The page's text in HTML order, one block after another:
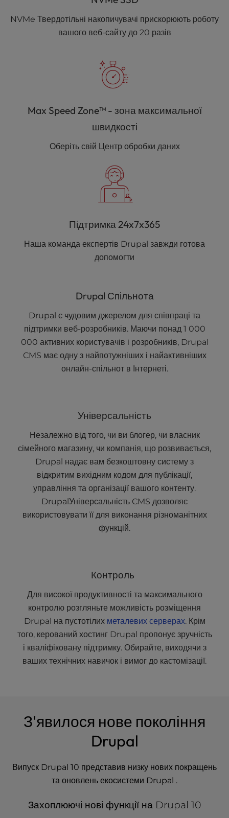
NVMe Твердотільні накопичувачі прискорюють роботу
вашого веб-сайту до 20 разів
Max Speed Zone™ - зона максимальної
швидкості
Оберіть свій Центр обробки даних
Підтримка 24x7x365
Наша команда експертів Drupal завжди готова
допомогти
Drupal Спільнота
Drupal є чудовим джерелом для співпраці та
підтримки веб-розробників. Маючи понад 1 000
000 активних користувачів і розробників, Drupal
CMS має одну з найпотужніших і найактивніших
онлайн-спільнот в Інтернеті.
Універсальність
Незалежно від того, чи ви блогер, чи власник
сімейного магазину, чи компанія, що розвивається,
Drupal надає вам безкоштовну систему з
відкритим вихідним кодом для публікації,
управління та організації вашого контенту.
DrupalУніверсальність CMS дозволяє
використовувати її для виконання різноманітних
функцій.
Контроль
Для високої продуктивності та максимального
контролю розгляньте можливість розміщення
Drupal на пустотілих металевих серверах. Крім
того, керований хостинг Drupal пропонує зручність
і кваліфіковану підтримку. Обирайте, виходячи з
ваших технічних навичок і вимог до кастомізації.
З'явилося нове покоління
Drupal
Випуск Drupal 10 представив низку нових покращень
та оновлень екосистеми Drupal .
Захоплюючі нові функції на Drupal 10